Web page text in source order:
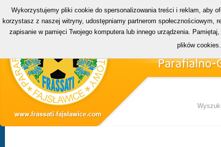
Wykorzystujemy pliki cookie do spersonalizowania treści i reklam, aby
korzystasz z naszej witryny, udostępniamy partnerom
zapisanie w pamięci Twojego komputera lub innego urządzenia.
plików